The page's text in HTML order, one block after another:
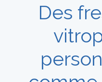
Des